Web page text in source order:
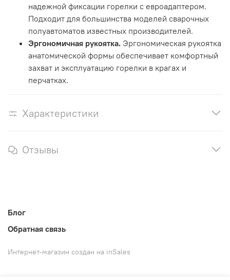
надежной фиксации горелки с евроадаптером.
Подходит для большинства моделей сварочных
полуавтоматов известных производителей.
Эргономичная рукоятка. Эргономическая рукоятка
анатомической формы обеспечивает комфортный
захват и эксплуатацию горелки в крагах и
перчатках.
Характеристики
Отзывы
Блог
Обратная связь
Интернет-магазин создан на inSales